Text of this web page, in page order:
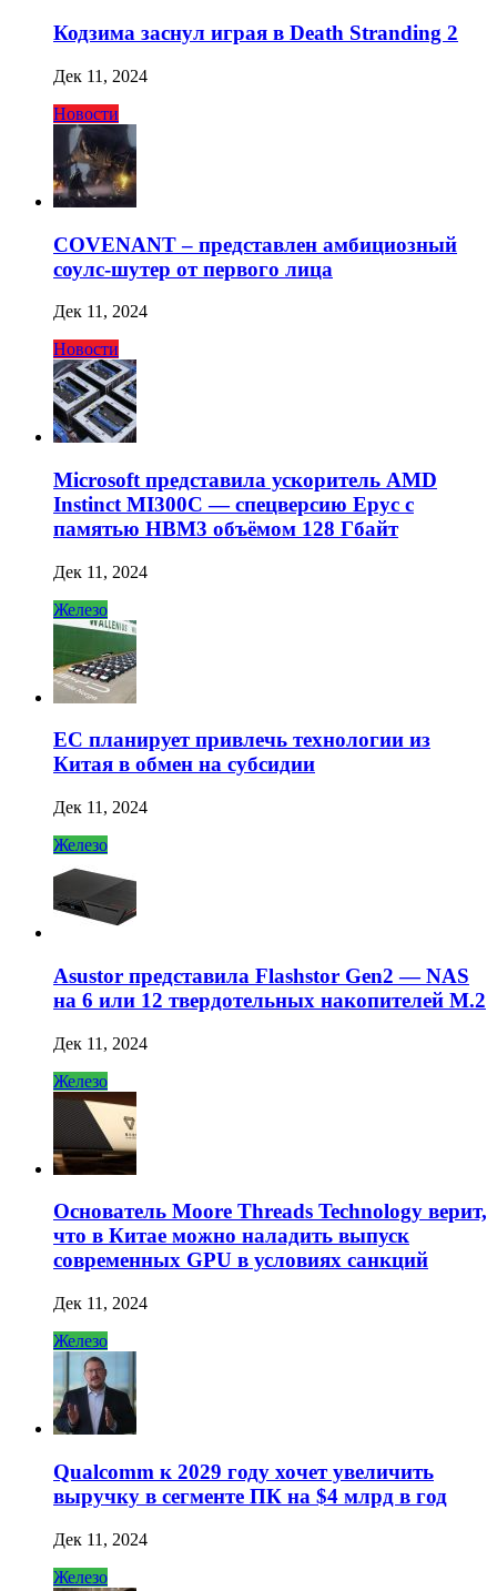
Кодзима заснул играя в Death Stranding 2
Дек 11, 2024
Новости
COVENANT – представлен амбициозный
соулс-шутер от первого лица
Дек 11, 2024
Новости
Microsoft представила ускоритель AMD
Instinct MI300C — спецверсию Epyc с
памятью HBM3 объёмом 128 Гбайт
Дек 11, 2024
Железо
ЕС планирует привлечь технологии из
Китая в обмен на субсидии
Дек 11, 2024
Железо
Asustor представила Flashstor Gen2 — NAS
на 6 или 12 твердотельных накопителей M.2
Дек 11, 2024
Железо
Основатель Moore Threads Technology верит,
что в Китае можно наладить выпуск
современных GPU в условиях санкций
Дек 11, 2024
Железо
Qualcomm к 2029 году хочет увеличить
выручку в сегменте ПК на $4 млрд в год
Дек 11, 2024
Железо